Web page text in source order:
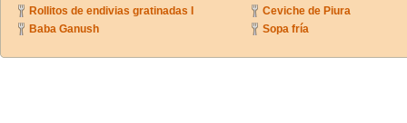
Rollitos de endivias gratinadas I
Baba Ganush
Ceviche de Piura
Sopa fría